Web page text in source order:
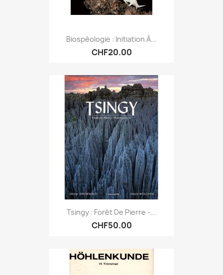
Biospéologie : Initiation À...
CHF20.00
Tsingy : Forêt De Pierre -...
CHF50.00